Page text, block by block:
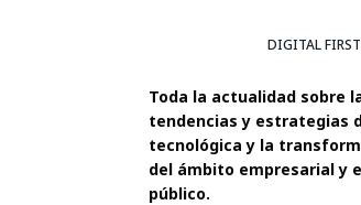
DIGITAL FIRST
Toda la actualidad sobre
tendencias y estrategias
tecnológica y la
del ámbito empresarial y
público.